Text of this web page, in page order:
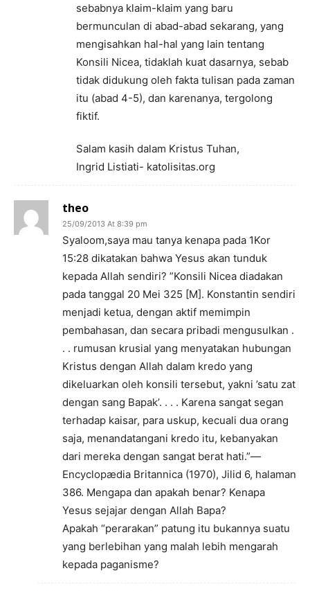
sebabnya klaim-klaim yang baru
bermunculan di abad-abad sekarang, yang
mengisahkan hal-hal yang lain tentang
Konsili Nicea, tidaklah kuat dasarnya, sebab
tidak didukung oleh fakta tulisan pada zaman
itu (abad 4-5), dan karenanya, tergolong
fiktif.
Salam kasih dalam Kristus Tuhan,
Ingrid Listiati- katolisitas.org
theo
25/09/2013 At 8:39 pm
Syaloom,saya mau tanya kenapa pada 1Kor
15:28 dikatakan bahwa Yesus akan tunduk
kepada Allah sendiri? ”Konsili Nicea diadakan
pada tanggal 20 Mei 325 [M]. Konstantin sendiri
menjadi ketua, dengan aktif memimpin
pembahasan, dan secara pribadi mengusulkan .
. . rumusan krusial yang menyatakan hubungan
Kristus dengan Allah dalam kredo yang
dikeluarkan oleh konsili tersebut, yakni ’satu zat
dengan sang Bapak’. . . . Karena sangat segan
terhadap kaisar, para uskup, kecuali dua orang
saja, menandatangani kredo itu, kebanyakan
dari mereka dengan sangat berat hati.”—
Encyclopædia Britannica (1970), Jilid 6, halaman
386. Mengapa dan apakah benar? Kenapa
Yesus sejajar dengan Allah Bapa?
Apakah “perarakan” patung itu bukannya suatu
yang berlebihan yang malah lebih mengarah
kepada paganisme?